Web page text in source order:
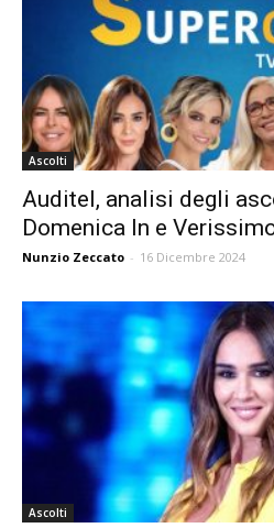
Ascolti
Auditel, analisi degli
Domenica In e
Nunzio Zeccato - 16 Dicembre 2024
Ascolti